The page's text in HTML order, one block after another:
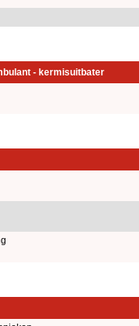
- kermisuitbater